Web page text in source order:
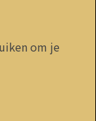
om je